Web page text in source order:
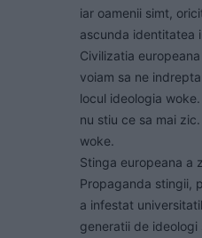
iar oamenii simt,
ascunda identitatea
Civilizatia
voiam sa ne
locul ideologia
nu stiu ce sa mai
woke.
Stinga europeana a
Propaganda stingii,
a infestat
generatii de ideologi